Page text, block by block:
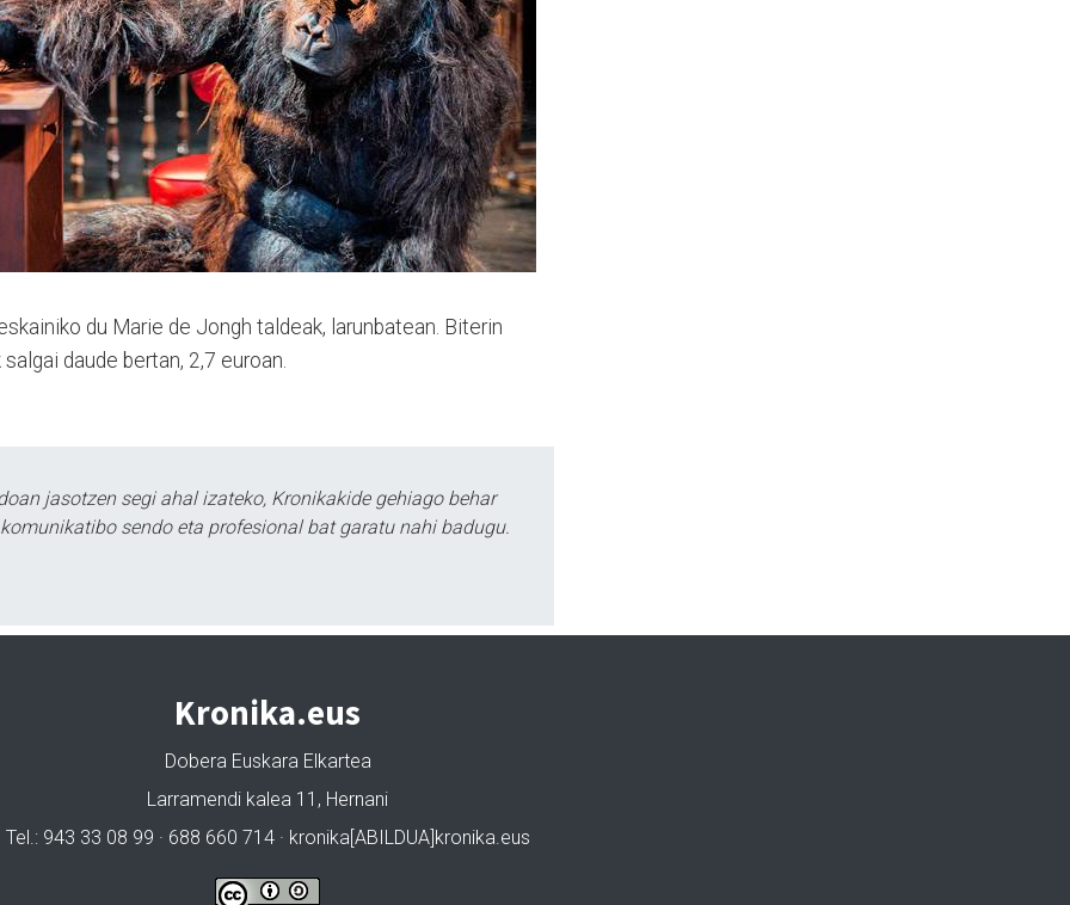
du Marie de Jongh taldeak, larunbatean. Biterin
daude bertan, 2,7 euroan.
jasotzen segi ahal izateko, Kronikakide gehiago behar
sendo eta profesional bat garatu nahi badugu.
Kronika.eus
Dobera Euskara Elkartea
Larramendi kalea 11, Hernani
Tel.: 943 33 08 99 · 688 660 714 · kronika[ABILDUA]kronika.eus